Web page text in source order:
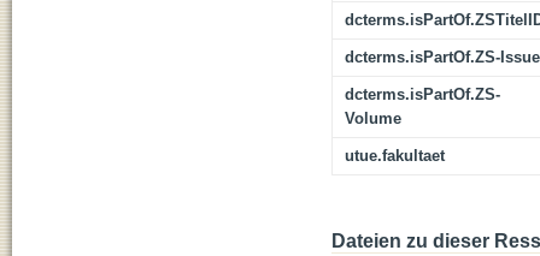
dcterms.isPartOf.ZS-Issue
dcterms.isPartOf.ZS-
Volume
utue.fakultaet
Dateien zu dieser